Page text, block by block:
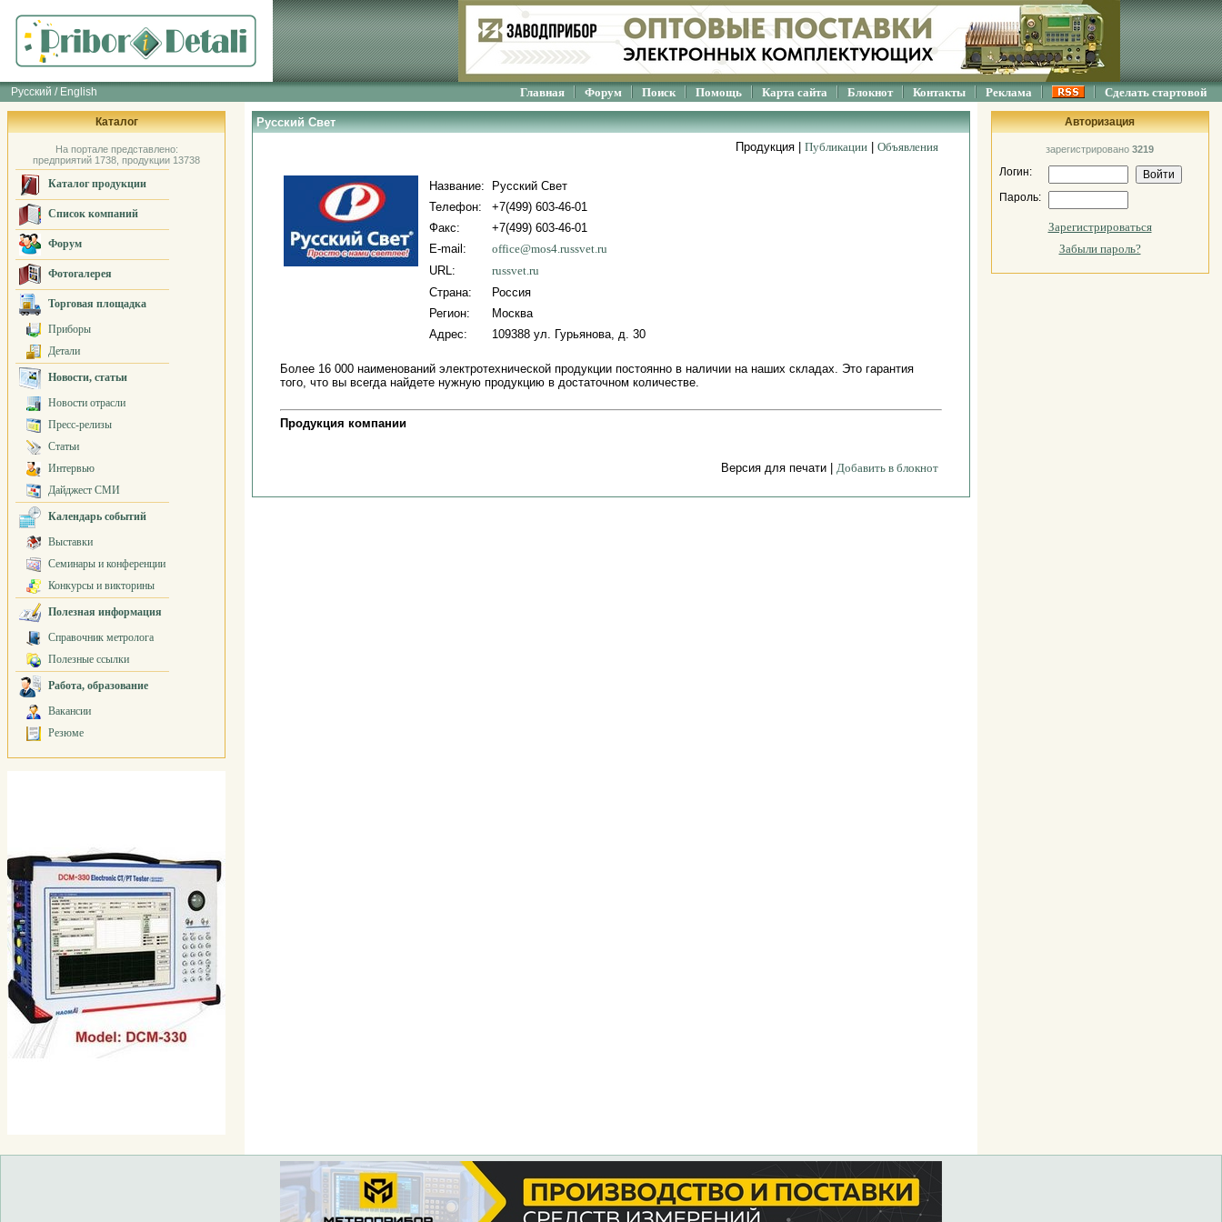
Русский / English Главная Форум Поиск Помощь Карта сайта Блокнот Контакты Реклама Сделать стартовой
Каталог
На портале представлено:
предприятий 1738, продукции 13738
Каталог продукции
Список компаний
Форум
Фотогалерея
Торговая площадка
Приборы
Детали
Новости, статьи
Новости отрасли
Пресс-релизы
Статьи
Интервью
Дайджест СМИ
Календарь событий
Выставки
Семинары и конференции
Конкурсы и викторины
Полезная информация
Справочник метролога
Полезные ссылки
Работа, образование
Вакансии
Резюме
Русский Свет
Продукция | Публикации Объявления
Название:
Русский Свет
Телефон:
+7(499) 603-46-01
Факс:
+7(499) 603-46-01
E-mail:
office@mos4.russvet.ru
URL:
russvet.ru
Страна:
Россия
Регион:
Москва
Адрес:
109388 ул. Гурьянова, д. 30
Более 16 000 наименований электротехнической продукции постоянно в наличии на наших складах. Это гарантия
того, что вы всегда найдете нужную продукцию в достаточном количестве.
Продукция компании
Версия для печати | Добавить в блокнот
Авторизация
зарегистрировано 3219
Логин:
Пароль:
Зарегистрироваться
Забыли пароль?